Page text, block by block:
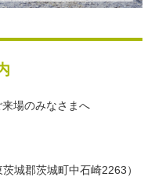
場のみなさまへ
城郡茨城町中石崎2263）